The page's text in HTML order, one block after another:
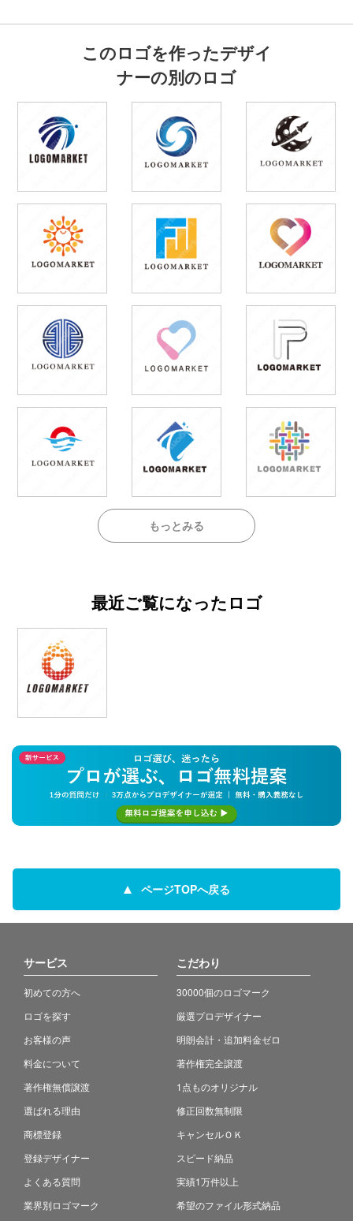
このロゴを作ったデザイ
ナーの別のロゴ
もっとみる
最近ご覧になったロゴ
ページTOPへ戻る
サービス
初めての方へ
ロゴを探す
お客様の声
料金について
著作権無償譲渡
選ばれる理由
商標登録
登録デザイナー
よくある質問
業界別ロゴマーク
こだわり
30000個のロゴマーク
厳選プロデザイナー
明朗会計・追加料金ゼロ
著作権完全譲渡
1点ものオリジナル
修正回数無制限
キャンセルＯＫ
スピード納品
実績1万件以上
希望のファイル形式納品